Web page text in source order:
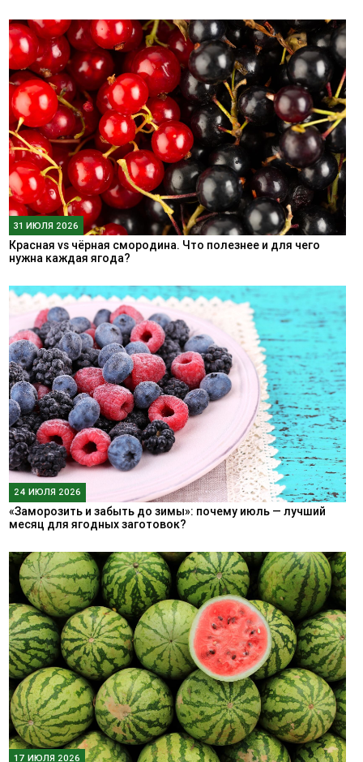
31 ИЮЛЯ 2026
Красная vs чёрная смородина. Что полезнее и для чего
нужна каждая ягода?
24 ИЮЛЯ 2026
«Заморозить и забыть до зимы»: почему июль — лучший
месяц для ягодных заготовок?
17 ИЮЛЯ 2026